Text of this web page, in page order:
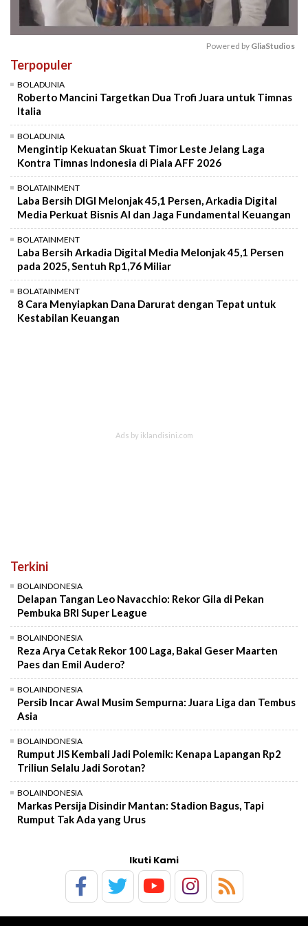
Powered by GliaStudios
Terpopuler
BOLADUNIA
Roberto Mancini Targetkan Dua Trofi Juara untuk Timnas
Italia
BOLADUNIA
Mengintip Kekuatan Skuat Timor Leste Jelang Laga
Kontra Timnas Indonesia di Piala AFF 2026
BOLATAINMENT
Laba Bersih DIGI Melonjak 45,1 Persen, Arkadia Digital
Media Perkuat Bisnis AI dan Jaga Fundamental Keuangan
BOLATAINMENT
Laba Bersih Arkadia Digital Media Melonjak 45,1 Persen
pada 2025, Sentuh Rp1,76 Miliar
BOLATAINMENT
8 Cara Menyiapkan Dana Darurat dengan Tepat untuk
Kestabilan Keuangan
Terkini
BOLAINDONESIA
Delapan Tangan Leo Navacchio: Rekor Gila di Pekan
Pembuka BRI Super League
BOLAINDONESIA
Reza Arya Cetak Rekor 100 Laga, Bakal Geser Maarten
Paes dan Emil Audero?
BOLAINDONESIA
Persib Incar Awal Musim Sempurna: Juara Liga dan Tembus
Asia
BOLAINDONESIA
Rumput JIS Kembali Jadi Polemik: Kenapa Lapangan Rp2
Triliun Selalu Jadi Sorotan?
BOLAINDONESIA
Markas Persija Disindir Mantan: Stadion Bagus, Tapi
Rumput Tak Ada yang Urus
Ikuti Kami